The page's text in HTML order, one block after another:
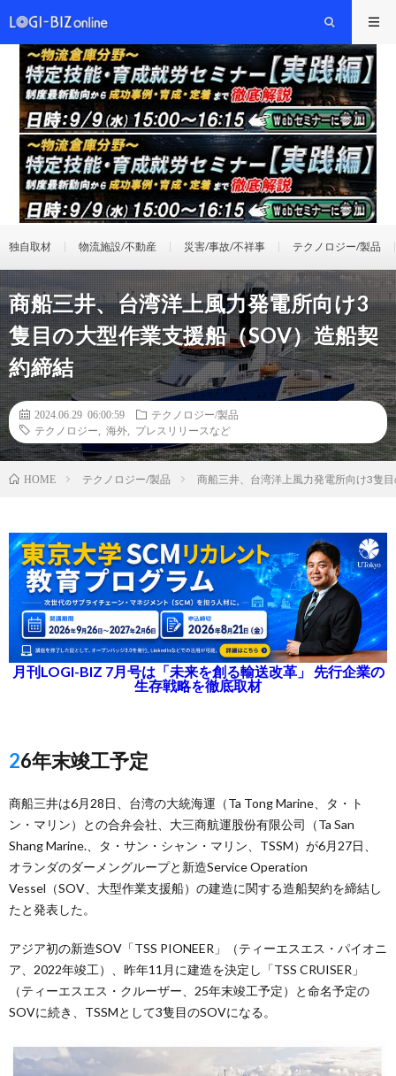
独自取材 物流施設/不動産 災害/事故/不祥事 テクノロジー/製品
商船三井、台湾洋上風力発電所向け3
隻目の大型作業支援船（SOV）造船契
約締結
2024.06.29 06:00:59
テクノロジー/製品
テクノロジー
海外 プレスリリースなど
HOME テクノロジー/製品 商船三井、台湾洋上風力発電所向け3隻
月刊LOGI-BIZ 7月号は「未来を創る輸送改革」 先行企業の
生存戦略を徹底取材
26年末竣工予定
商船三井は6月28日、台湾の大統海運（Ta Tong Marine、タ・ト
ン・マリン）との合弁会社、大三商航運股份有限公司（Ta San
Shang Marine.、タ・サン・シャン・マリン、TSSM）が6月27日、
オランダのダーメングループと新造Service Operation
Vessel（SOV、大型作業支援船）の建造に関する造船契約を締結し
たと発表した。
アジア初の新造SOV「TSS PIONEER」（ティーエスエス・パイオニ
ア、2022年竣工）、昨年11月に建造を決定し「TSS CRUISER」
（ティーエスエス・クルーザー、25年末竣工予定）と命名予定の
SOVに続き、TSSMとして3隻目のSOVになる。